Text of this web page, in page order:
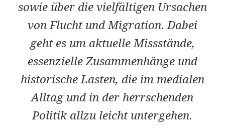
sowie über die vielfältigen Ursachen
von Flucht und Migration. Dabei
geht es um aktuelle Missstände,
essenzielle Zusammenhänge und
historische Lasten, die im medialen
Alltag und in der herrschenden
Politik allzu leicht untergehen.